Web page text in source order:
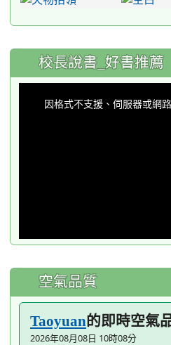
:::
校長說書_好書推薦
因格式不支援、伺服器或網
空氣品質
Taoyuan的即時空氣
2026年08月08日 10時08分